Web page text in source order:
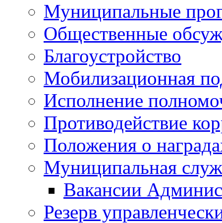
Муниципальные
Общественные
Благоустройство
Мобилизационная
Исполнение
Противодействие
Положения о
Муниципальная
Вакансии
Резерв